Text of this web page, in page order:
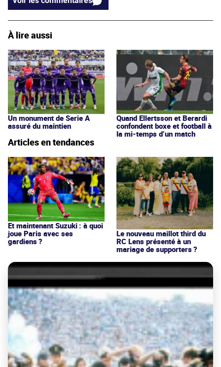
À lire aussi
Un monument de Serie A
assuré du maintien
Quand Ellertsson et Berardi
confondent boxe et football à
la mi-temps d’un match
Articles en tendances
Et maintenant Suzuki : à quoi
joue Paris avec ses
gardiens ?
Le nouveau maillot third du
RC Lens présenté à un
mariage de supporters ?